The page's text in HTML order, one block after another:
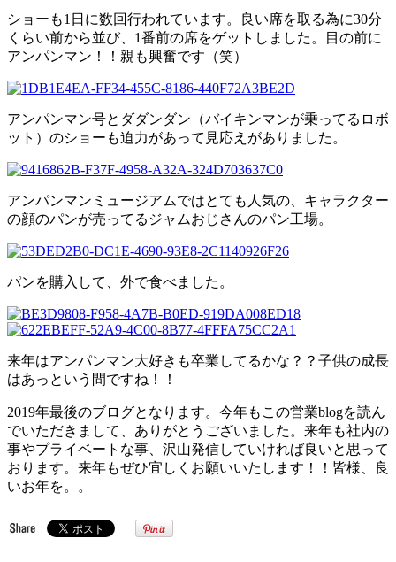
ショーも1日に数回行われています。良い席を取る為に30分
くらい前から並び、1番前の席をゲットしました。目の前に
アンパンマン！！親も興奮です（笑）
アンパンマン号とダダンダン（バイキンマンが乗ってるロボ
ット）のショーも迫力があって見応えがありました。
アンパンマンミュージアムではとても人気の、キャラクター
の顔のパンが売ってるジャムおじさんのパン工場。
パンを購入して、外で食べました。
来年はアンパンマン大好きも卒業してるかな？？子供の成長
はあっという間ですね！！
2019年最後のブログとなります。今年もこの営業blogを読ん
でいただきまして、ありがとうございました。来年も社内の
事やプライベートな事、沢山発信していければ良いと思って
おります。来年もぜひ宜しくお願いいたします！！皆様、良
いお年を。。